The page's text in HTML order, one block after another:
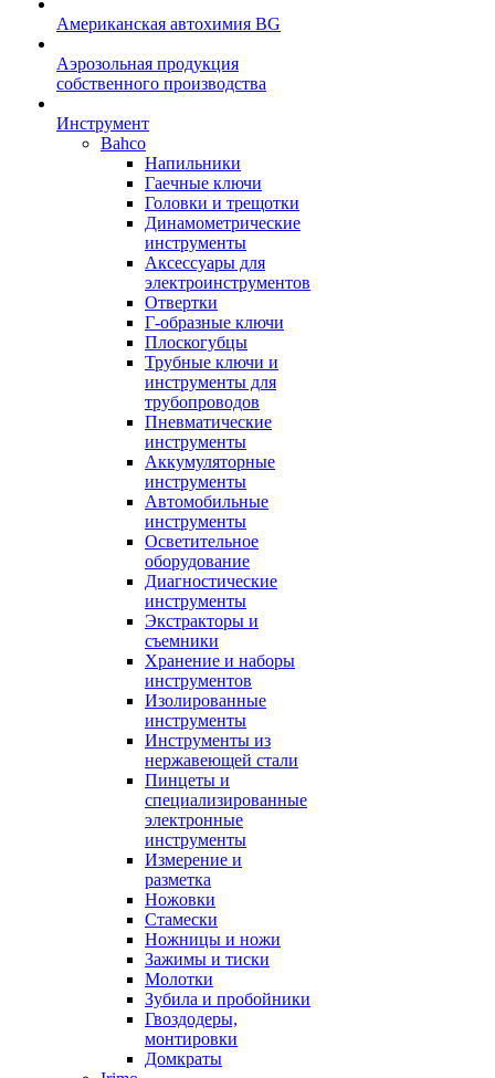
Американская автохимия BG
Аэрозольная продукция
собственного производства
Инструмент
Bahco
Напильники
Гаечные ключи
Головки и трещотки
Динамометрические
инструменты
Аксессуары для
электроинструментов
Отвертки
Г-образные ключи
Плоскогубцы
Трубные ключи и
инструменты для
трубопроводов
Пневматические
инструменты
Аккумуляторные
инструменты
Автомобильные
инструменты
Осветительное
оборудование
Диагностические
инструменты
Экстракторы и
съемники
Хранение и наборы
инструментов
Изолированные
инструменты
Инструменты из
нержавеющей стали
Пинцеты и
специализированные
электронные
инструменты
Измерение и
разметка
Ножовки
Стамески
Ножницы и ножи
Зажимы и тиски
Молотки
Зубила и пробойники
Гвоздодеры,
монтировки
Домкраты